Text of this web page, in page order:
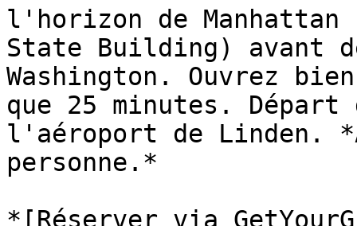
l'horizon de
State Building) avant
Washington. Ouvrez
que 25 minutes.
l'aéroport de Linden.
personne.*
*[Réserver via